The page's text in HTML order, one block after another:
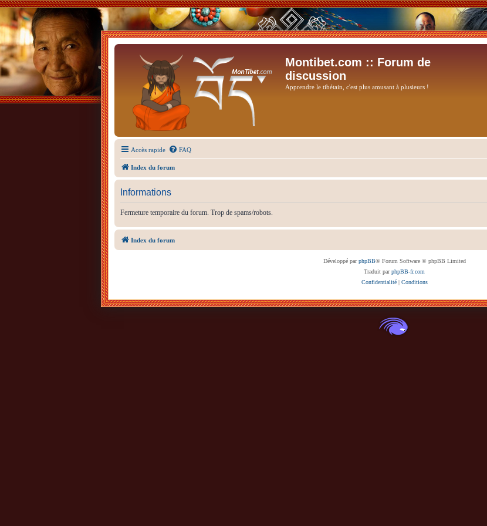
Montibet.com :: Forum de
discussion
Apprendre le tibétain, c'est plus amusant à plusieurs !
Accès rapide FAQ
Index du forum
Informations
Fermeture temporaire du forum. Trop de spams/robots.
Index du forum
Développé parphpBB® Forum Software © phpBB Limited
Traduit parphpBB-fr.com
Confidentialité| Conditions